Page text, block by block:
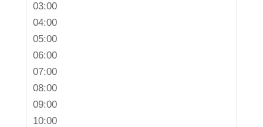
03:00
04:00
05:00
06:00
07:00
08:00
09:00
10:00